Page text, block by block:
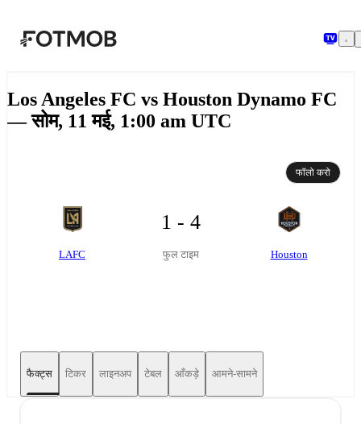
Los Angeles FC vs Houston Dynamo FC
— सोम, 11 मई, 1:00 am UTC
फॉलो करो
LAFC
1 - 4
फुल टाइम Houston
फैक्ट्स टिकर लाइनअप टेबल आँकड़े आमने-सामने